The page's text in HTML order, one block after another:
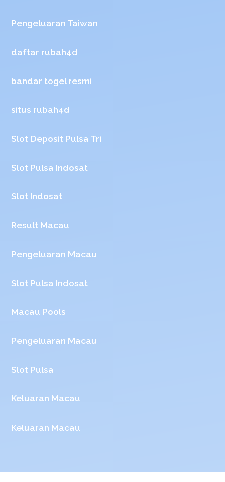
Pengeluaran Taiwan
daftar rubah4d
bandar togel resmi
situs rubah4d
Slot Deposit Pulsa Tri
Slot Pulsa Indosat
Slot Indosat
Result Macau
Pengeluaran Macau
Slot Pulsa Indosat
Macau Pools
Pengeluaran Macau
Slot Pulsa
Keluaran Macau
Keluaran Macau